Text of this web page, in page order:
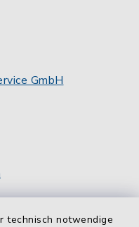
technisch notwendige
GmbH